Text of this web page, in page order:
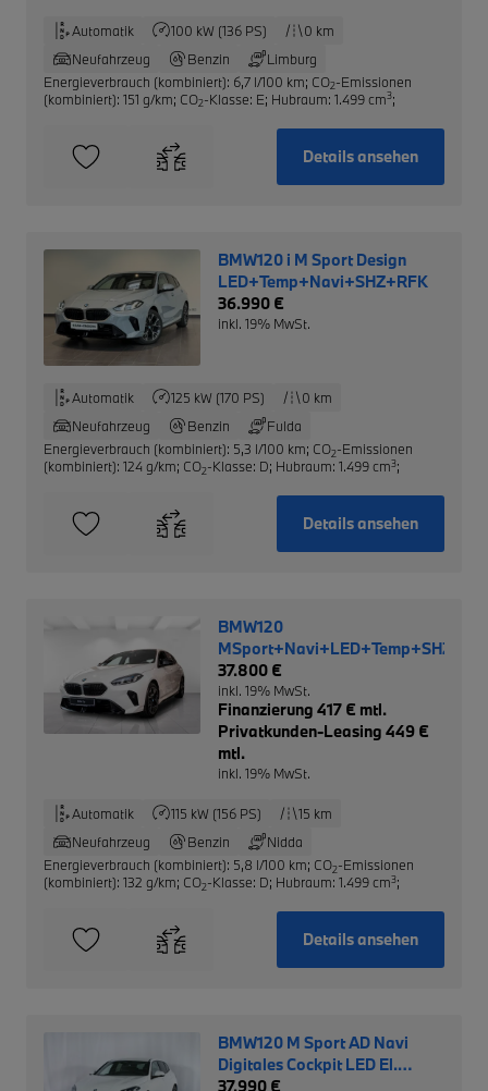
Automatik 100 kW (136 PS)
0 km
Neufahrzeug
Benzin
Limburg
Energieverbrauch (kombiniert): 6,7 l/100 km; CO2-Emissionen
(kombiniert): 151 g/km; CO2-Klasse: E; Hubraum: 1.499 cm3;
Details ansehen
BMW120 i M Sport Design
LED+Temp+Navi+SHZ+RFK
36.990 €
inkl. 19% MwSt.
Automatik 125 kW (170 PS)
0 km
Neufahrzeug
Benzin
Fulda
Energieverbrauch (kombiniert): 5,3 l/100 km; CO2-Emissionen
(kombiniert): 124 g/km; CO2-Klasse: D; Hubraum: 1.499 cm3;
Details ansehen
BMW120
37.800 €
inkl. 19% MwSt.
Finanzierung 417 € mtl.
Privatkunden-Leasing 449 €
mtl.
inkl. 19% MwSt.
Automatik 115 kW (156 PS)
15 km
Neufahrzeug
Benzin
Nidda
Energieverbrauch (kombiniert): 5,8 l/100 km; CO2-Emissionen
(kombiniert): 132 g/km; CO2-Klasse: D; Hubraum: 1.499 cm3;
Details ansehen
BMW120 M Sport AD Navi
Digitales Cockpit LED El.
Heckklappe Apple CarPlay
37.990 €